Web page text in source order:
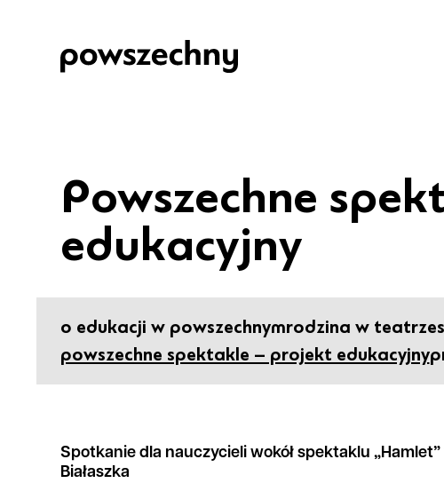
Powszechne
edukacyjny
o edukacji w powszechnymrodzina w teatrze
powszechne spektakle – projekt edukacyjny
Spotkanie dla nauczycieli wokół spektaklu „Hamlet”
Białaszka